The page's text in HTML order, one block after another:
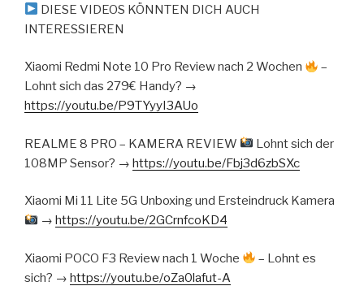
DIESE VIDEOS KÖNNTEN DICH AUCH
INTERESSIEREN
Xiaomi Redmi Note 10 Pro Review nach 2 Wochen
–
Lohnt sich das 279€ Handy? →
https://youtu.be/P9TYyyI3AUo
REALME 8 PRO – KAMERA REVIEW
Lohnt sich der
108MP Sensor? → https://youtu.be/Fbj3d6zbSXc
Xiaomi Mi 11 Lite 5G Unboxing und Ersteindruck Kamera
→https://youtu.be/2GCrnfcoKD4
Xiaomi POCO F3 Review nach 1 Woche
– Lohnt es
sich? → https://youtu.be/oZa0lafut-A